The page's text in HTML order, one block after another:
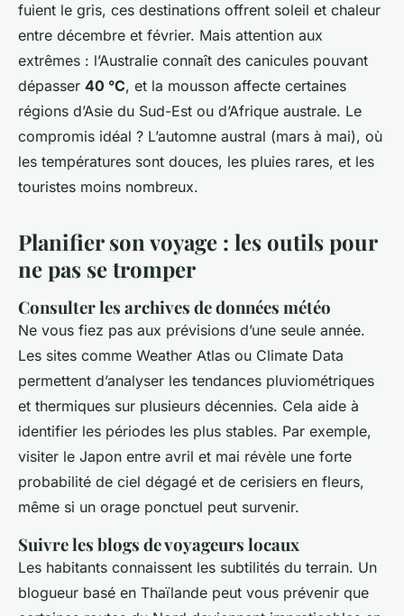
fuient le gris, ces destinations offrent soleil et chaleur
entre décembre et février. Mais attention aux
extrêmes : l’Australie connaît des canicules pouvant
dépasser 40 °C, et la mousson affecte certaines
régions d’Asie du Sud-Est ou d’Afrique australe. Le
compromis idéal ? L’automne austral (mars à mai), où
les températures sont douces, les pluies rares, et les
touristes moins nombreux.
Planifier son voyage : les outils pour
ne pas se tromper
Consulter les archives de données météo
Ne vous fiez pas aux prévisions d’une seule année.
Les sites comme Weather Atlas ou Climate Data
permettent d’analyser les tendances pluviométriques
et thermiques sur plusieurs décennies. Cela aide à
identifier les périodes les plus stables. Par exemple,
visiter le Japon entre avril et mai révèle une forte
probabilité de ciel dégagé et de cerisiers en fleurs,
même si un orage ponctuel peut survenir.
Suivre les blogs de voyageurs locaux
Les habitants connaissent les subtilités du terrain. Un
blogueur basé en Thaïlande peut vous prévenir que